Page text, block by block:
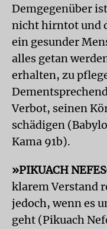
Demgegenüber
nicht hirntot und
ein gesunder
alles getan
erhalten, zu
Verbot, seinen
schädigen
Kama 91b).
»PIKUACH
klarem Verstand
jedoch, wenn es
geht (Pikuach